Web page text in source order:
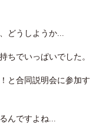
どうしようか...
ちでいっぱいでした。
と合同説明会に参加す
んですよね...